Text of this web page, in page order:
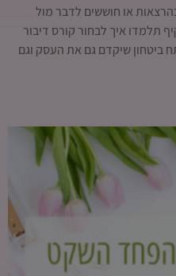
או חוששים לדבר מול
תלמדו איך לבחור קורס דיבור
ביטחון שיקדם גם את העסק וגם